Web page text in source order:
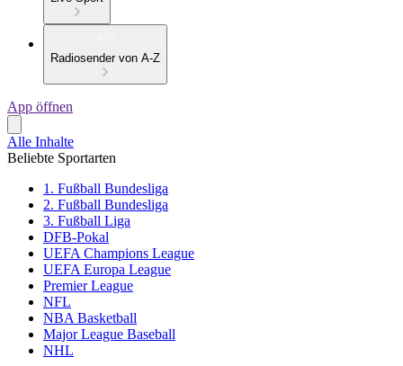
Radiosender von A-Z
App öffnen
Alle Inhalte
Beliebte Sportarten
1. Fußball Bundesliga
2. Fußball Bundesliga
3. Fußball Liga
DFB-Pokal
UEFA Champions League
UEFA Europa League
Premier League
NFL
NBA Basketball
Major League Baseball
NHL